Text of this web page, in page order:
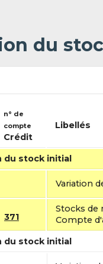
du
n° de
compte
Crédit
Libellés
du stock initial
Variation
371
Stocks de
Compte
du stock initial